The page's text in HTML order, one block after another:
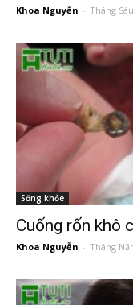
Khoa Nguyễn - Tháng
Sống khỏe
Cuống rốn khô
Khoa Nguyễn - Tháng